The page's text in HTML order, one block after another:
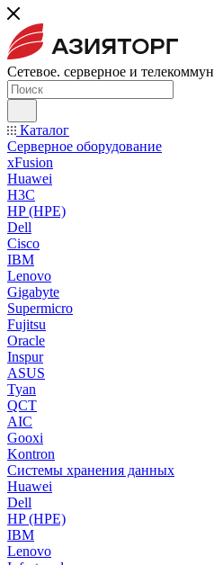
Сетевое. серверное и
Каталог
Серверное оборудование
xFusion
Huawei
H3C
HP (HPE)
Dell
Cisco
IBM
Lenovo
Gigabyte
Supermicro
Fujitsu
Oracle
Inspur
ASUS
Tyan
QCT
AIC
Gooxi
Kontron
Системы хранения данных
Huawei
Dell
HP (HPE)
IBM
Lenovo